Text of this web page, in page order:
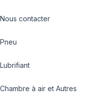
Nous contacter
Pneu
Lubrifiant
Chambre à air et Autres